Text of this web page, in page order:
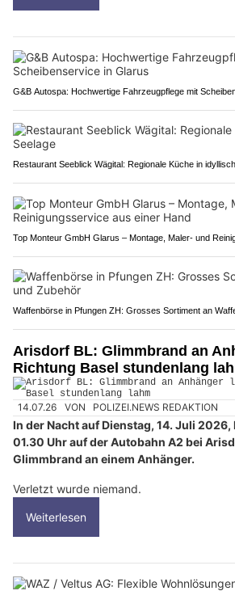
G&B Autospa: Hochwertige Fahrzeugpflege mit
Restaurant Seeblick Wägital: Regionale Küche in
Top Monteur GmbH Glarus – Montage, Maler- und
Waffenbörse in Pfungen ZH: Grosses Sortiment an
Arisdorf BL: Glimmbrand an
Richtung Basel stundenlang
14.07.26 VON POLIZEI.NEWS REDAKTION
In der Nacht auf Dienstag, 14. Juli
01.30 Uhr auf der Autobahn A2 bei
Glimmbrand an einem Anhänger.
Verletzt wurde niemand.
Weiterlesen